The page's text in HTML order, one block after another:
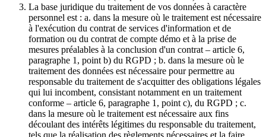
La base juridique du traitement de vos données à caractère
personnel est : a. dans la mesure où le traitement est nécessaire
à l'exécution du contrat de services d'information et de
formation ou du contrat de compte démo et à la prise de
mesures préalables à la conclusion d'un contrat – article 6,
paragraphe 1, point b) du RGPD ; b. dans la mesure où le
traitement des données est nécessaire pour permettre au
responsable du traitement de s'acquitter des obligations légales
qui lui incombent, consistant notamment en un traitement
conforme – article 6, paragraphe 1, point c), du RGPD ; c.
dans la mesure où le traitement est nécessaire aux fins
découlant des intérêts légitimes du responsable du traitement,
tels que la réalisation des règlements nécessaires et la faire